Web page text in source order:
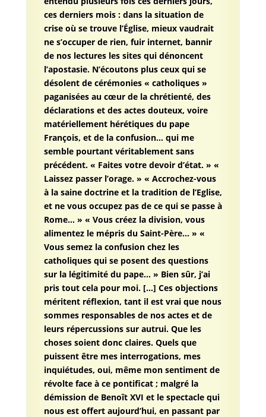
ces derniers mois : dans la situation de
crise où se trouve l’Église, mieux vaudrait
ne s’occuper de rien, fuir internet, bannir
de nos lectures les sites qui dénoncent
l’apostasie. N’écoutons plus ceux qui se
désolent de cérémonies « catholiques »
paganisées au cœur de la chrétienté, des
déclarations et des actes douteux, voire
matériellement hérétiques du pape
François, et de la confusion… qui me
semble pourtant véritablement sans
précédent. « Faites votre devoir d’état. » «
Laissez passer l’orage. » « Accrochez-vous
à la saine doctrine et la tradition de l’Eglise,
et ne vous occupez pas de ce qui se passe à
Rome… » « Vous créez la division, vous
alimentez le mépris du Saint-Père… » «
Vous semez la confusion chez les
catholiques qui se posent des questions
sur la légitimité du pape… » Bien sûr, j’ai
pris tout cela pour moi. […] Ces objections
méritent réflexion, tant il est vrai que nous
sommes responsables de nos actes et de
leurs répercussions sur autrui. Que les
choses soient donc claires. Quels que
puissent être mes interrogations, mes
inquiétudes, oui, même mon sentiment de
révolte face à ce pontificat ; malgré la
démission de Benoît XVI et le spectacle qui
nous est offert aujourd’hui, en passant par